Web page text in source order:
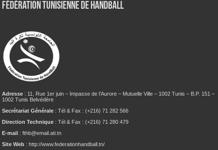
Fédération tunisienne de Handball
Adresse : 11, Rue 1er juin – Impasse de l’Aurore – Mutuelle Ville – 1002 Tunis – B.P. 151 –
1002 Tunis Belvédère
Secrétariat Générale : Tél & Fax : (+216) 71 282 566
Direction Technique : Tél & Fax : (+216) 71 280 479
E-mail : fthb@email.ati.tn
Site Web : http://www.federationhandball.tn/